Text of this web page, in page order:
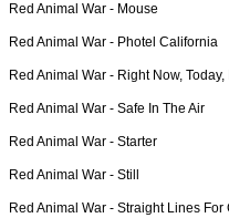
Red Animal War - Mouse
Red Animal War - Photel California
Red Animal War - Right Now,
Red Animal War - Safe In The Air
Red Animal War - Starter
Red Animal War - Still
Red Animal War - Straight Lines For